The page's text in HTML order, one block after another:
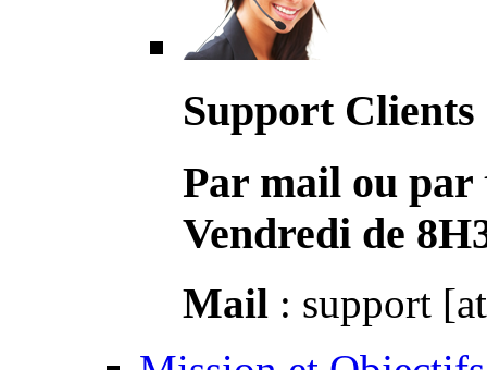
Support Clients
Par mail ou par
Vendredi de
Mail : support